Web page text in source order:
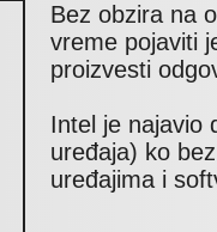
Bez obzira na
vreme pojaviti
proizvesti
Intel je najavio
uređaja) ko
uređajima i